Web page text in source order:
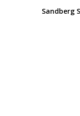
Sandberg